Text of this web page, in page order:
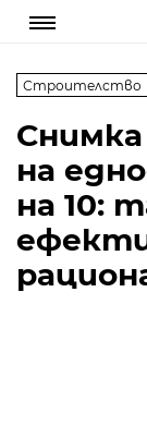
Строителство
на
на 10: